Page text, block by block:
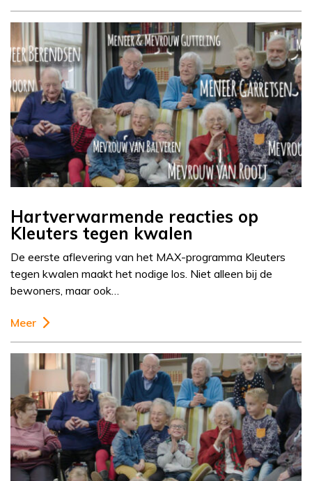
Hartverwarmende reacties op
Kleuters tegen kwalen
De eerste aflevering van het MAX-programma Kleuters
tegen kwalen maakt het nodige los. Niet alleen bij de
bewoners, maar ook…
Meer